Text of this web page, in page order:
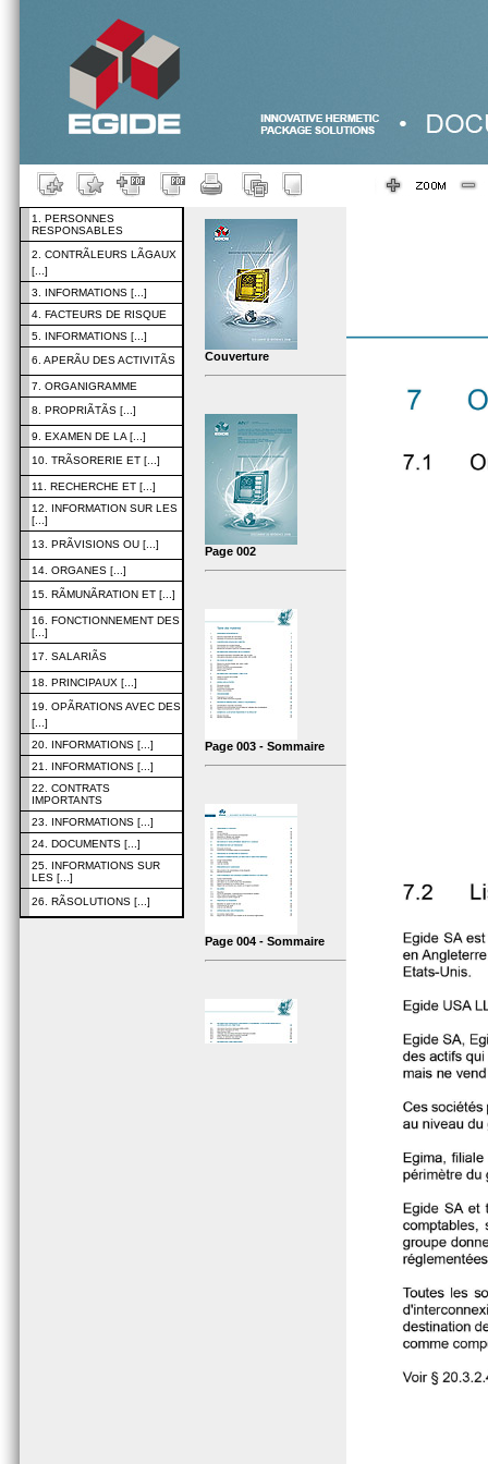
1. PERSONNES
RESPONSABLES
2. CONTRÃLEURS LÃGAUX
[...]
3. INFORMATIONS [...]
4. FACTEURS DE RISQUE
5. INFORMATIONS [...]
6. APERÃU DES ACTIVITÃS
7. ORGANIGRAMME
8. PROPRIÃTÃS [...]
9. EXAMEN DE LA [...]
10. TRÃSORERIE ET [...]
11. RECHERCHE ET [...]
12. INFORMATION SUR LES
[...]
13. PRÃVISIONS OU [...]
14. ORGANES [...]
15. RÃMUNÃRATION ET [...]
16. FONCTIONNEMENT DES
[...]
17. SALARIÃS
18. PRINCIPAUX [...]
19. OPÃRATIONS AVEC DES
[...]
20. INFORMATIONS [...]
21. INFORMATIONS [...]
22. CONTRATS
IMPORTANTS
23. INFORMATIONS [...]
24. DOCUMENTS [...]
25. INFORMATIONS SUR
LES [...]
26. RÃSOLUTIONS [...]
Couverture
Page 002
Page 003 - Sommaire
Page 004 - Sommaire